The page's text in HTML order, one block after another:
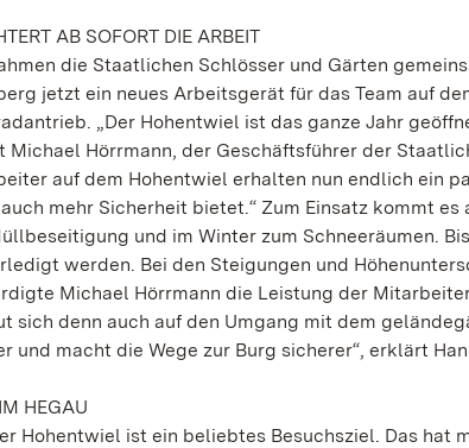
AB SOFORT DIE ARBEIT
die Staatlichen Schlösser und Gärten
jetzt ein neues Arbeitsgerät für das Team auf
„Der Hohentwiel ist das ganze Jahr
Michael Hörrmann, der Geschäftsführer der
auf dem Hohentwiel erhalten nun endlich ein
mehr Sicherheit bietet.“ Zum Einsatz kommt
und im Winter zum Schneeräumen.
werden. Bei den Steigungen und
Michael Hörrmann die Leistung der
sich denn auch auf den Umgang mit dem
und macht die Wege zur Burg sicherer“, erklärt
HEGAU
Hohentwiel ist ein beliebtes Besuchsziel. Das hat